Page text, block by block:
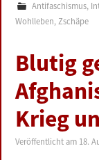
Antifaschismus,
Wohlleben,Zschäpe
Blutig
Krieg
Veröffentlicht am 18.